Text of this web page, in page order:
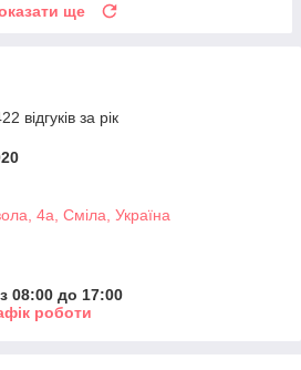
ще
відгуків за рік
4а, Сміла, Україна
08:00 до 17:00
роботи